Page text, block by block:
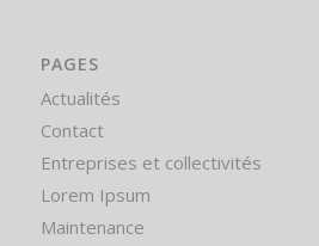
PAGES
Actualités
Contact
Entreprises et collectivités
Lorem Ipsum
Maintenance